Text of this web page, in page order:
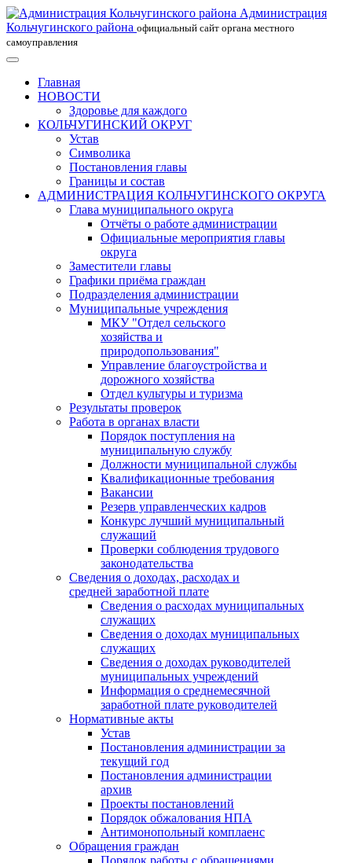
Администрация
Кольчугинского района официальный сайт органа местного
самоуправления
Главная
НОВОСТИ
Здоровье для каждого
КОЛЬЧУГИНСКИЙ ОКРУГ
Устав
Символика
Постановления главы
Границы и состав
АДМИНИСТРАЦИЯ КОЛЬЧУГИНСКОГО ОКРУГА
Глава муниципального округа
Отчёты о работе администрации
Официальные мероприятия главы
округа
Заместители главы
Графики приёма граждан
Подразделения администрации
Муниципальные учреждения
МКУ "Отдел сельского
хозяйства и
природопользования"
Управление благоустройства и
дорожного хозяйства
Отдел культуры и туризма
Результаты проверок
Работа в органах власти
Порядок поступления на
муниципальную службу
Должности муниципальной службы
Квалификационные требования
Вакансии
Резерв управленческих кадров
Конкурс лучший муниципальный
служащий
Проверки соблюдения трудового
законодательства
Сведения о доходах, расходах и
средней заработной плате
Сведения о расходах муниципальных
служащих
Сведения о доходах муниципальных
служащих
Сведения о доходах руководителей
муниципальных учреждений
Информация о среднемесячной
заработной плате руководителей
Нормативные акты
Устав
Постановления администрации за
текущий год
Постановления администрации
архив
Проекты постановлений
Порядок обжалования НПА
Антимонопольный комплаенс
Обращения граждан
Порядок работы с обращениями